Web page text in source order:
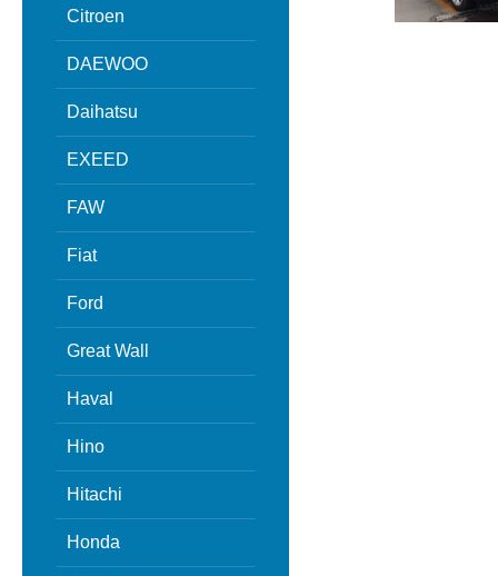
Citroen
DAEWOO
Daihatsu
EXEED
FAW
Fiat
Ford
Great Wall
Haval
Hino
Hitachi
Honda